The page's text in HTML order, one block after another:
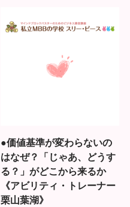
●価値基準が変わらないの
はなぜ？「じゃあ、どうす
る？」がどこから来るか
《アビリティ・トレーナー
栗山葉湖》